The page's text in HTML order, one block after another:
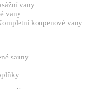
vany
vany
koupenové vany
sauny